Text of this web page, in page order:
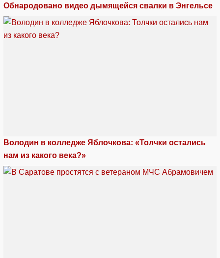
Обнародовано видео дымящейся свалки в Энгельсе
Володин в колледже Яблочкова: «Толчки остались
нам из какого века?»